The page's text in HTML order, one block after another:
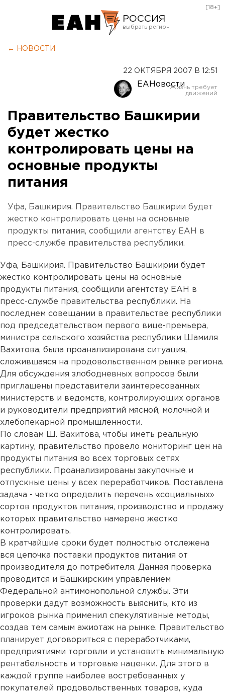
РОССИЯ
Оренбург
[18+]
← НОВОСТИ
22 ОКТЯБРЯ 2007 В 12:51
ЕАНовости
Правительство Башкирии
будет жестко
контролировать цены на
основные продукты
питания
Уфа, Башкирия. Правительство Башкирии будет
жестко контролировать цены на основные
продукты питания, сообщили агентству ЕАН в
пресс-службе правительства республики.
Уфа, Башкирия. Правительство Башкирии будет
жестко контролировать цены на основные
продукты питания, сообщили агентству ЕАН в
пресс-службе правительства республики. На
последнем совещании в правительстве республики
под председательством первого вице-премьера,
министра сельского хозяйства республики Шамиля
Вахитова, была проанализирована ситуация,
сложившаяся на продовольственном рынке региона.
Для обсуждения злободневных вопросов были
приглашены представители заинтересованных
министерств и ведомств, контролирующих органов
и руководители предприятий мясной, молочной и
хлебопекарной промышленности.
По словам Ш. Вахитова, чтобы иметь реальную
картину, правительство провело мониторинг цен на
продукты питания во всех торговых сетях
республики. Проанализированы закупочные и
отпускные цены у всех переработчиков. Поставлена
задача - четко определить перечень «социальных»
сортов продуктов питания, производство и продажу
которых правительство намерено жестко
контролировать.
В кратчайшие сроки будет полностью отслежена
вся цепочка поставки продуктов питания от
производителя до потребителя. Данная проверка
проводится и Башкирским управлением
Федеральной антимонопольной службы. Эти
проверки дадут возможность выяснить, кто из
игроков рынка применил спекулятивные методы,
создав тем самым ажиотаж на рынке. Правительство
планирует договориться с переработчиками,
предприятиями торговли и установить минимальную
рентабельность и торговые наценки. Для этого в
каждой группе наиболее востребованных у
покупателей продовольственных товаров, куда